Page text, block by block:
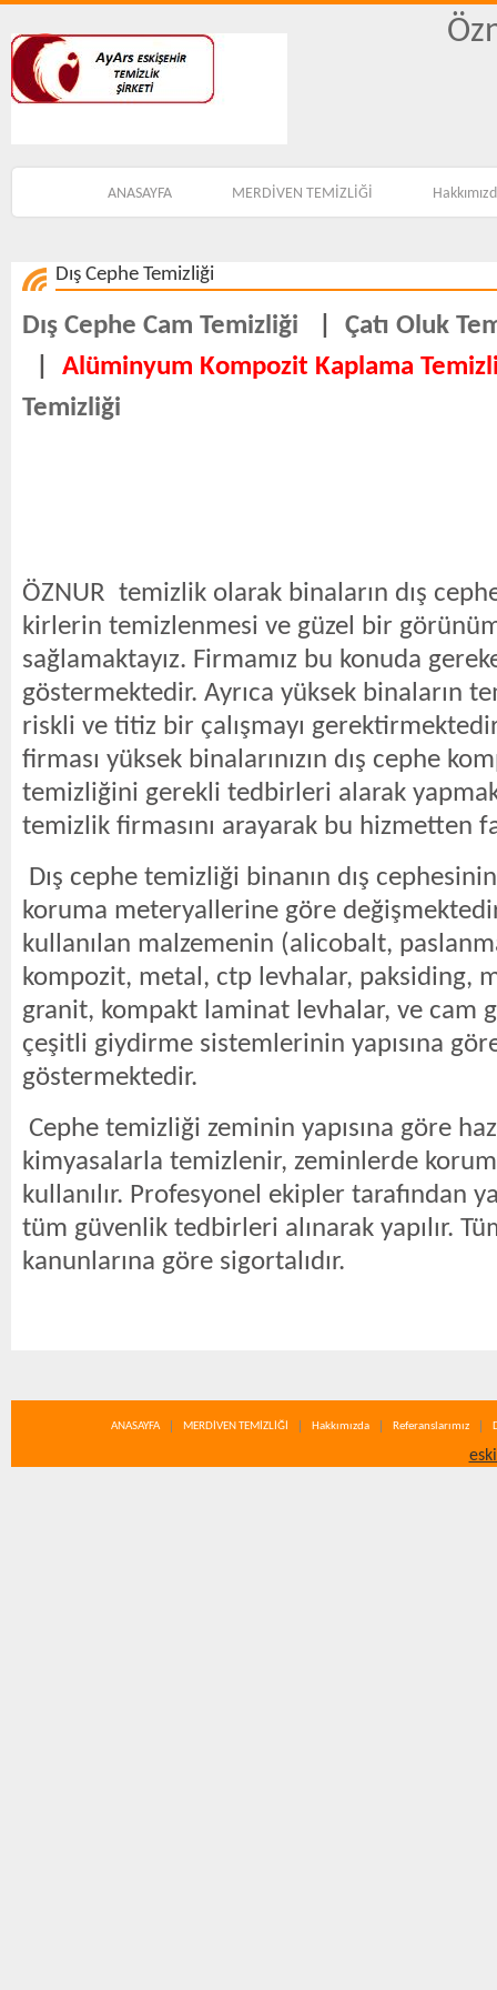
ANASAYFA MERDİVEN TEMİZLİĞİ
Dış Cephe Temizliği
Dış Cephe Cam Temizliği
Çatı Oluk
Alüminyum Kompozit Kaplama
Temizliği
ÖZNUR temizlik olarak binaların dış
kirlerin temizlenmesi ve güzel bir görünüm
sağlamaktayız. Firmamız bu konuda
göstermektedir. Ayrıca yüksek binaların
riskli ve titiz bir çalışmayı
firması yüksek binalarınızın dış cephe
temizliğini gerekli tedbirleri alarak
temizlik firmasını arayarak bu hizmetten
Dış cephe temizliği binanın dış
koruma meteryallerine göre
kullanılan malzemenin (alicobalt,
kompozit, metal, ctp levhalar, paksiding,
granit, kompakt laminat levhalar, ve cam
çeşitli giydirme sistemlerinin yapısına
göstermektedir.
Cephe temizliği zeminin yapısına göre
kimyasalarla temizlenir, zeminlerde
kullanılır. Profesyonel ekipler tarafından
tüm güvenlik tedbirleri alınarak yapılır.
kanunlarına göre sigortalıdır.
ANASAYFA MERDİVEN TEMİZLİĞİ Hakkımızda Referanslarımız